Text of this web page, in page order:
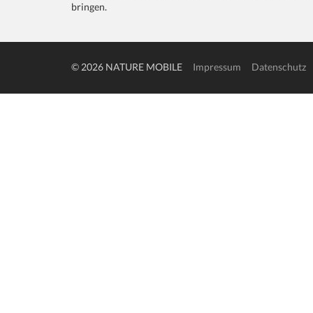
bringen.
© 2026 NATURE MOBILE Impressum Datenschutz